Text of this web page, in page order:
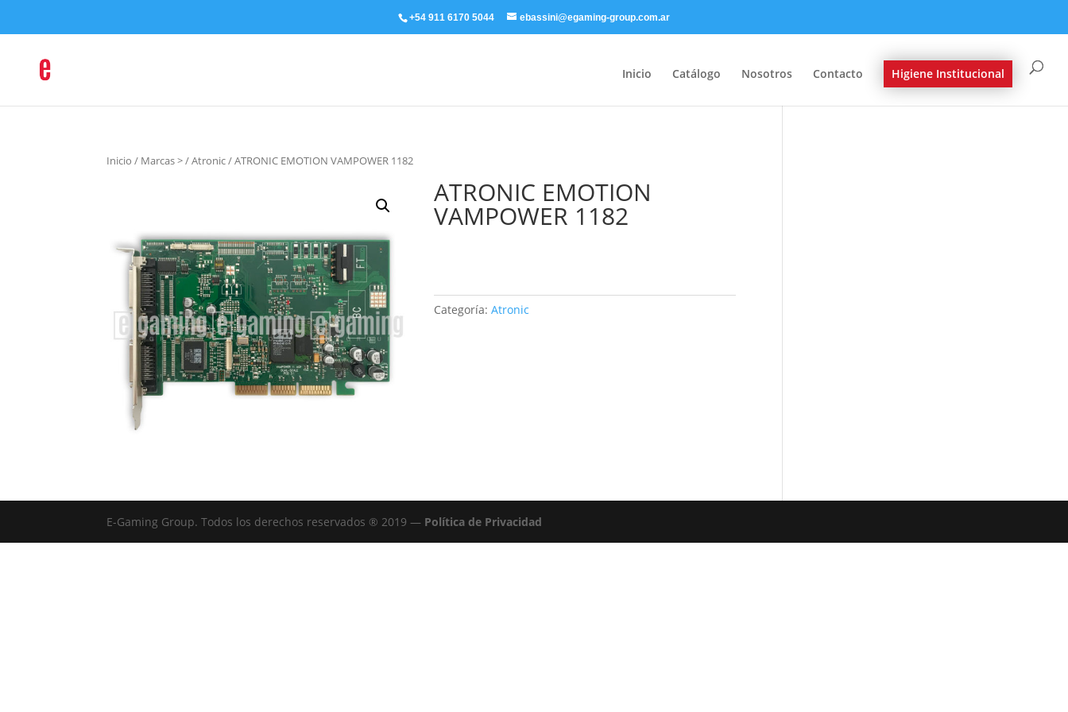
+54 911 6170 5044 ebassini@egaming-group.com.ar
Inicio Catálogo Nosotros Contacto Higiene Institucional
Inicio / Marcas >/Atronic/ ATRONIC EMOTION VAMPOWER 1182
ATRONIC EMOTION
VAMPOWER 1182
Categoría:Atronic
E-Gaming Group. Todos los derechos reservados ® 2019 — Política de Privacidad